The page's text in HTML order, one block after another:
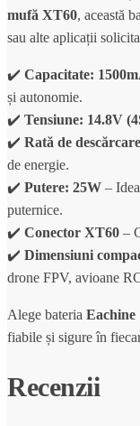
mufă XT60, această
sau alte aplicații
✔️ Capacitate:
și autonomie.
✔️ Tensiune: 14.8V
✔️ Rată de
de energie.
✔️ Putere: 25W –
puternice.
✔️ Conector XT60 –
✔️ Dimensiuni
drone FPV, avioane
Alege bateria Eachine
fiabile și sigure în
Recenzii